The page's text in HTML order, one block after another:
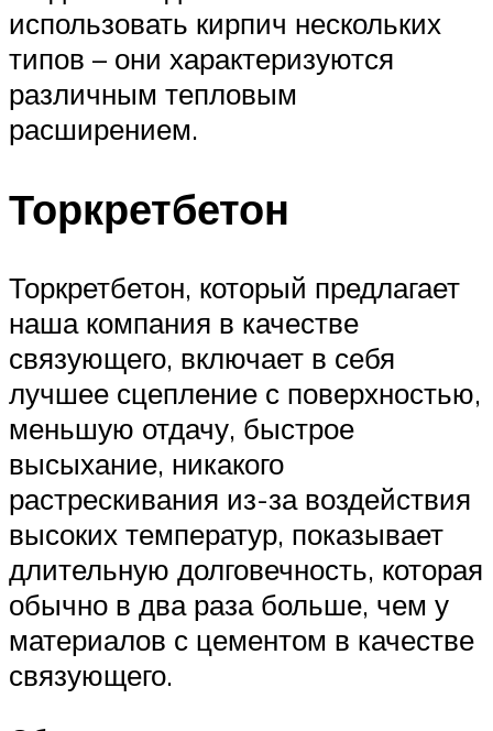
использовать кирпич нескольких
типов – они характеризуются
различным тепловым
расширением.
Торкретбетон
Торкретбетон, который предлагает
наша компания в качестве
связующего, включает в себя
лучшее сцепление с поверхностью,
меньшую отдачу, быстрое
высыхание, никакого
растрескивания из-за воздействия
высоких температур, показывает
длительную долговечность, которая
обычно в два раза больше, чем у
материалов с цементом в качестве
связующего.